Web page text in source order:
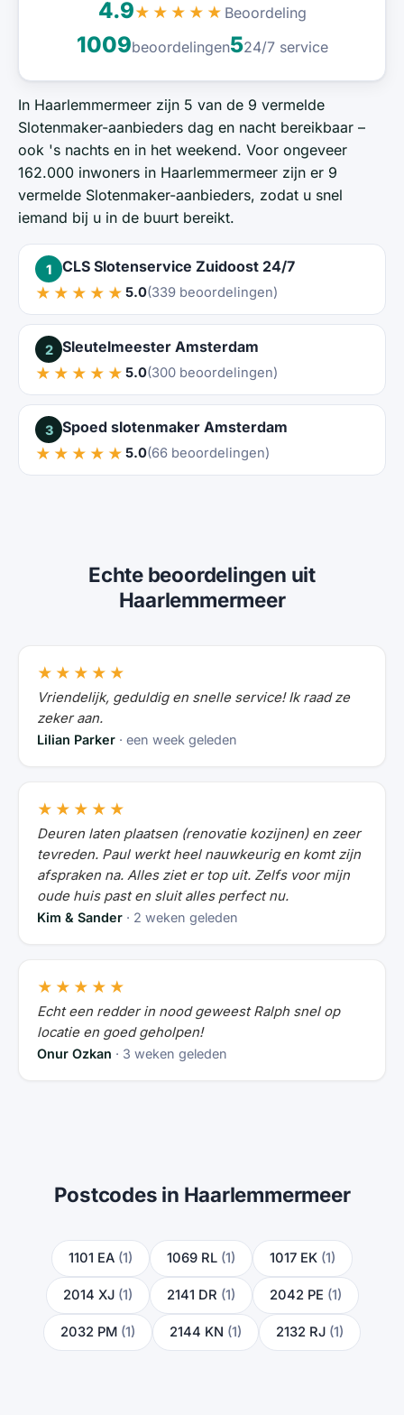
4.9★★★★★ Beoordeling
1009beoordelingen524/7 service
In Haarlemmermeer zijn 5 van de 9 vermelde
Slotenmaker-aanbieders dag en nacht bereikbaar –
ook 's nachts en in het weekend. Voor ongeveer
162.000 inwoners in Haarlemmermeer zijn er 9
vermelde Slotenmaker-aanbieders, zodat u snel
iemand bij u in de buurt bereikt.
1
CLS Slotenservice Zuidoost 24/7
★★★★★ 5.0(339 beoordelingen)
2
Sleutelmeester Amsterdam
★★★★★ 5.0(300 beoordelingen)
3
Spoed slotenmaker Amsterdam
★★★★★ 5.0(66 beoordelingen)
Echte beoordelingen uit
Haarlemmermeer
★★★★★
Vriendelijk, geduldig en snelle service! Ik raad ze
zeker aan.
Lilian Parker · een week geleden
★★★★★
Deuren laten plaatsen (renovatie kozijnen) en zeer
tevreden. Paul werkt heel nauwkeurig en komt zijn
afspraken na. Alles ziet er top uit. Zelfs voor mijn
oude huis past en sluit alles perfect nu.
Kim & Sander · 2 weken geleden
★★★★★
Echt een redder in nood geweest Ralph snel op
locatie en goed geholpen!
Onur Ozkan · 3 weken geleden
Postcodes in Haarlemmermeer
1101 EA (1) 1069 RL (1) 1017 EK (1)
2014 XJ (1) 2141 DR (1) 2042 PE (1)
2032 PM (1) 2144 KN (1) 2132 RJ (1)